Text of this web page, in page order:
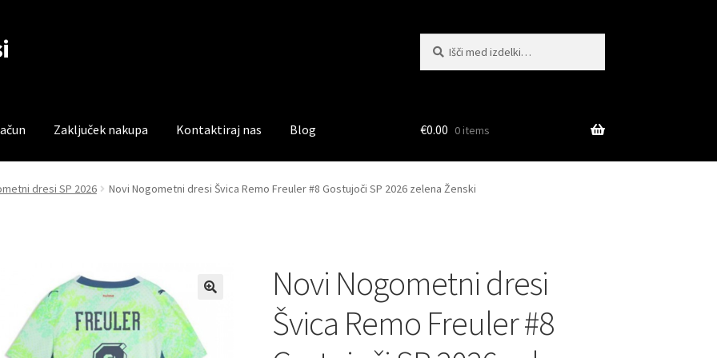
Zaključek nakupa Kontaktiraj nas Blog
TrgovinaZaključek nakupa
€0.00 0 items
dresi SP 2026 Novi Nogometni dresi Švica Remo Freuler #8 Gostujoči SP 2026 zelena Ženski
Novi Nogometni dresi
Švica Remo Freuler #8